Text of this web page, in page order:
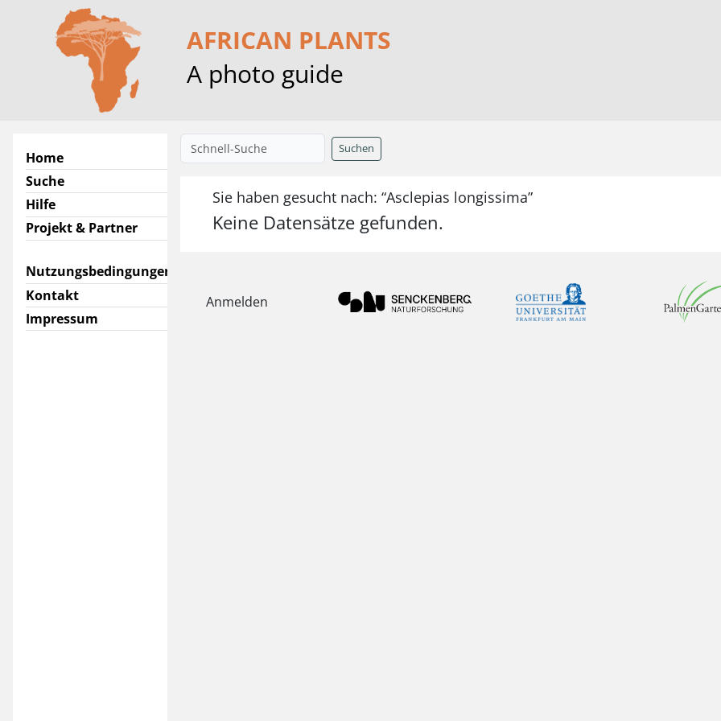
AFRICAN PLANTS
A photo guide
Home
Suche
Hilfe
Projekt & Partner
Nutzungsbedingungen
Kontakt
Impressum
Suchen
Sie haben gesucht nach: “Asclepias longissima”
Keine Datensätze gefunden.
Anmelden